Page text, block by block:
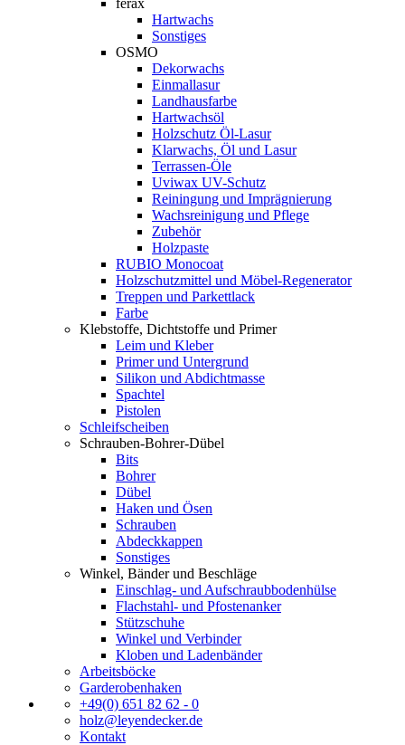
Hartwachs
Sonstiges
OSMO
Dekorwachs
Einmallasur
Landhausfarbe
Hartwachsöl
Holzschutz Öl-Lasur
Klarwachs, Öl und Lasur
Terrassen-Öle
Uviwax UV-Schutz
Reiningung und Imprägnierung
Wachsreinigung und Pflege
Zubehör
Holzpaste
RUBIO Monocoat
Holzschutzmittel und Möbel-Regenerator
Treppen und Parkettlack
Farbe
Klebstoffe, Dichtstoffe und Primer
Leim und Kleber
Primer und Untergrund
Silikon und Abdichtmasse
Spachtel
Pistolen
Schleifscheiben
Schrauben-Bohrer-Dübel
Bits
Bohrer
Dübel
Haken und Ösen
Schrauben
Abdeckkappen
Sonstiges
Winkel, Bänder und Beschläge
Einschlag- und Aufschraubbodenhülse
Flachstahl- und Pfostenanker
Stützschuhe
Winkel und Verbinder
Kloben und Ladenbänder
Arbeitsböcke
Garderobenhaken
+49(0) 651 82 62 - 0
holz@leyendecker.de
Kontakt